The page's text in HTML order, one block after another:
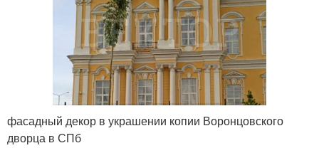
фасадный декор в украшении копии Воронцовского
дворца в СПб